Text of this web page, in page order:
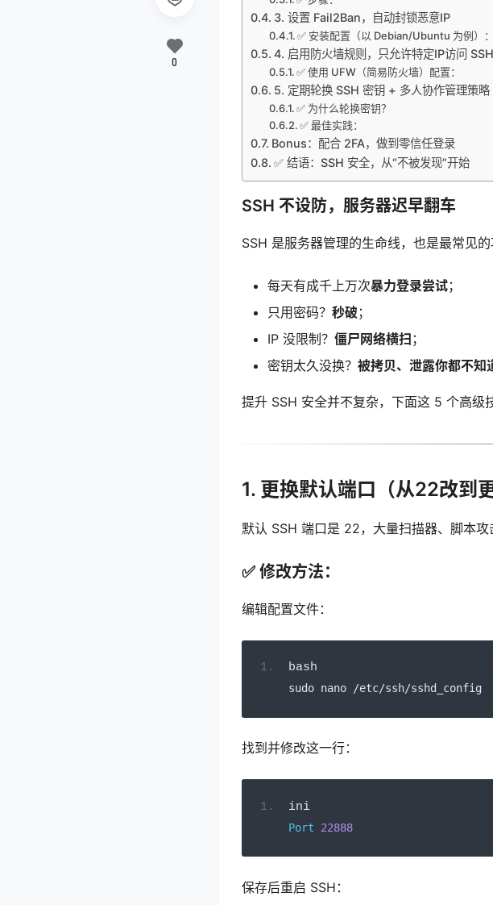
3. 设置 Fail2Ban，自动封锁恶意IP
✅ 安装配置（以 Debian/Ubuntu 为例）：
4. 启用防火墙规则，只允许特定IP访问 SSH
✅ 使用 UFW（简易防火墙）配置：
5. 定期轮换 SSH 密钥 + 多人协作管理策略
✅ 为什么轮换密钥？
✅ 最佳实践：
Bonus：配合 2FA，做到零信任登录
✅ 结语：SSH 安全，从“不被发现”开始
SSH 不设防，服务器迟早翻车
SSH 是服务器管理的生命线，也是最常见
每天有成千上万次暴力登录尝试；
只用密码？ 秒破 ；
IP 没限制？ 僵尸网络横扫 ；
密钥太久没换？ 被拷贝、泄露你都不知
提升 SSH 安全并不复杂，下面这 5 个高级
1. 更换默认端口（从22改到更
默认 SSH 端口是 22，大量扫描器、脚本攻
✅ 修改方法：
编辑配置文件：
bash
sudo nano /etc/ssh/sshd_config
找到并修改这一行：
ini
Port 22888
保存后重启 SSH：
0